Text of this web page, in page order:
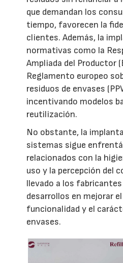
que demandan los
tiempo, favorecen la
clientes. Además, la
normativas como la
Ampliada del Productor
Reglamento europeo
residuos de envases
incentivando modelos
reutilización.
No obstante, la
sistemas sigue
relacionados con la
uso y la percepción del
llevado a los
desarrollos en mejorar
funcionalidad y el
envases.